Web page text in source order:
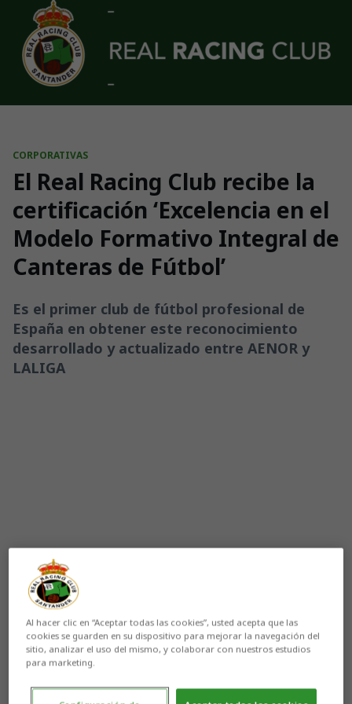
Skip to main content
CORPORATIVAS
El Real Racing Club recibe la
certificación ‘Excelencia en el
Modelo Formativo Integral de
Canteras de Fútbol’
Es el primer club de fútbol profesional de
España en obtener este reconocimiento
desarrollado y actualizado entre AENOR y
LALIGA
Aún no hay reacciones. ¡Sé el primero!
‘Excelencia en el Modelo Formativo Integral de
Al hacer clic en “Aceptar todas las cookies”, usted acepta que las
cookies se guarden en su dispositivo para mejorar la navegación del
sitio, analizar el uso del mismo, y colaborar con nuestros estudios
para marketing.